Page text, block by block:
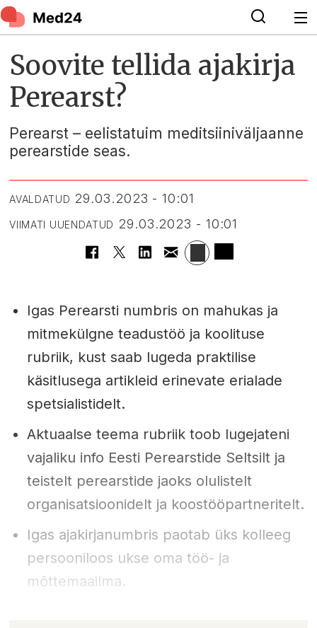
Soovite tellida ajakirja
Perearst?
Perearst – eelistatuim meditsiiniväljaanne
perearstide seas.
AVALDATUD 29.03.2023 - 10:01
VIIMATI UUENDATUD 29.03.2023 - 10:01
Igas Perearsti numbris on mahukas ja
mitmekülgne teadustöö ja koolituse
rubriik, kust saab lugeda praktilise
käsitlusega artikleid erinevate erialade
spetsialistidelt.
Aktuaalse teema rubriik toob lugejateni
vajaliku info Eesti Perearstide Seltsilt ja
teistelt perearstide jaoks olulistelt
organisatsioonidelt ja koostööpartneritelt.
Igas ajakirjanumbris paotab üks kolleeg
persooniloos ukse oma töö- ja
mõttemaailma.